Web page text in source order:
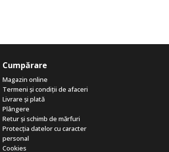
Cumpărare
Magazin online
Termeni și condiții de afaceri
Livrare și plată
Plângere
Retur și schimb de mărfuri
Protecția datelor cu caracter
personal
Cookies